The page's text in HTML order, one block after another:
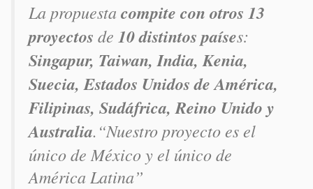
La propuestacompite con otros 13
proyectos de 10 distintos países:
Singapur, Taiwan, India, Kenia,
Suecia, Estados Unidos de América,
Filipinas, Sudáfrica, Reino Unido y
Australia. “Nuestro proyecto es el
único de México y el único de
América Latina”